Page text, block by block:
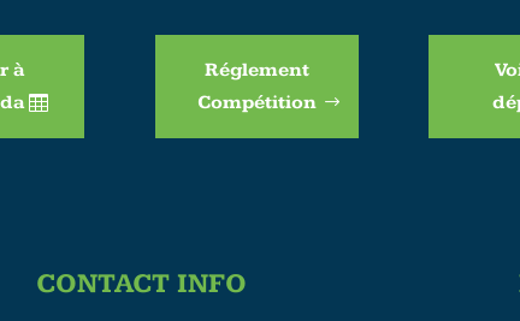
à
Réglement
Compétition
CONTACT INFO